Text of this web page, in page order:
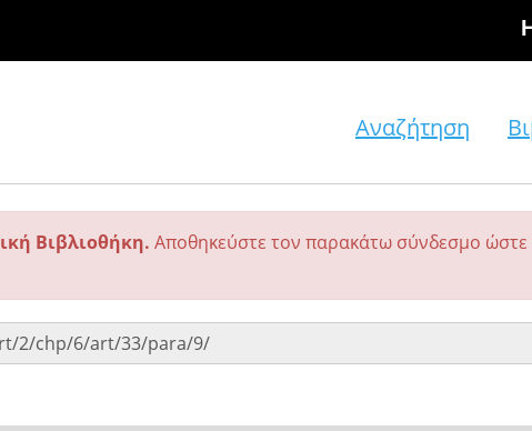
Αναζήτηση
Βιβλιοθήκη. Αποθηκεύστε τον παρακάτω σύνδεσμο